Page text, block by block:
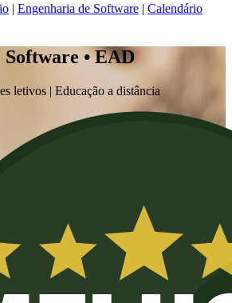
| Engenharia de Software | Calendário
• EAD
letivos | Educação a distância